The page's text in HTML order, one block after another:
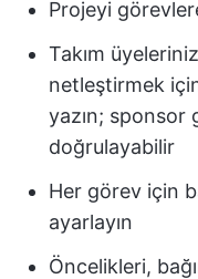
Projeyi
Takım
netleştirmek
yazın; sponsor
doğrulayabilir
Her görev için
ayarlayın
Öncelikleri,